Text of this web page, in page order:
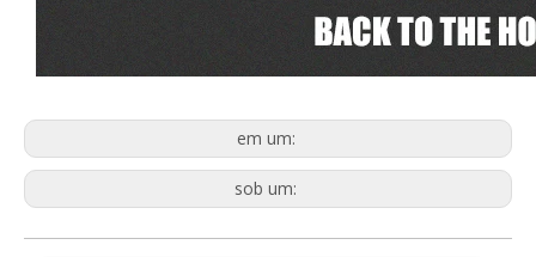
em um:
sob um: